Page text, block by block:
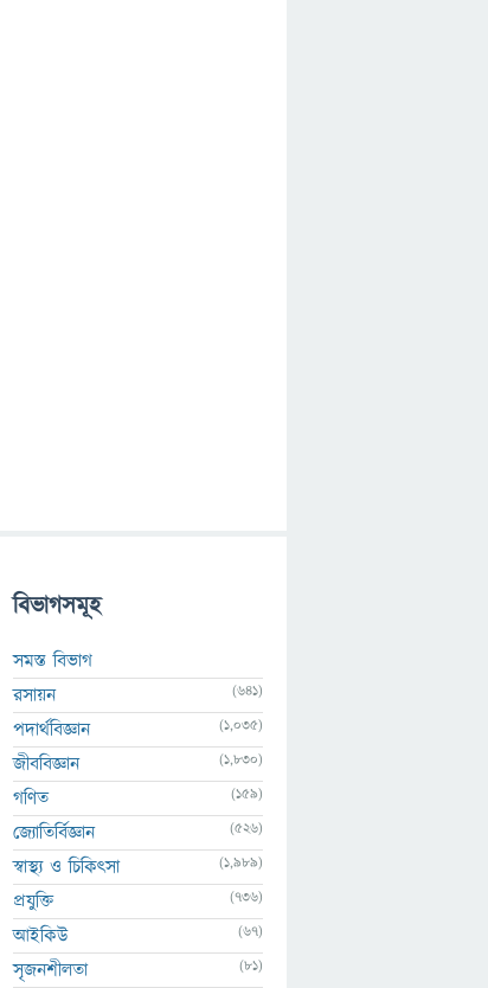
বিভাগসমূহ
সমস্ত বিভাগ
রসায়ন
(641)
পদার্থবিজ্ঞান (1,035)
জীববিজ্ঞান (1,830)
গণিত (159)
জ্যোতির্বিজ্ঞান (526)
স্বাস্থ্য ও চিকিৎসা (1,989)
প্রযুক্তি (736)
আইকিউ (67)
সৃজনশীলতা (81)